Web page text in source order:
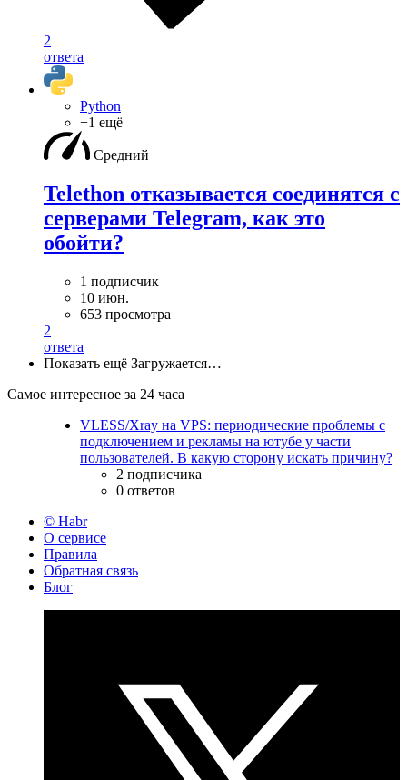
2
ответа
Python
+1 ещё
Средний
Telethon отказывается соединятся с
серверами Telegram, как это
обойти?
1 подписчик
10 июн.
653 просмотра
2
ответа
Показать ещё Загружается…
Самое интересное за 24 часа
VLESS/Xray на VPS: периодические проблемы с
подключением и рекламы на ютубе у части
пользователей. В какую сторону искать причину?
2 подписчика
0 ответов
© Habr
О сервисе
Правила
Обратная связь
Блог